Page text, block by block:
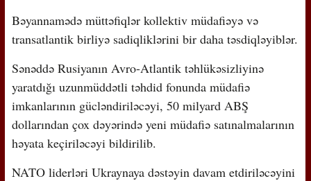
Bəyannamədə müttəfiqlər kollektiv müdafiəyə və
transatlantik birliyə sadiqliklərini bir daha təsdiqləyiblər.
Sənəddə Rusiyanın Avro-Atlantik təhlükəsizliyinə
yaratdığı uzunmüddətli təhdid fonunda müdafiə
imkanlarının gücləndiriləcəyi, 50 milyard ABŞ
dollarından çox dəyərində yeni müdafiə satınalmalarının
həyata keçiriləcəyi bildirilib.
NATO liderləri Ukraynaya dəstəyin davam etdiriləcəyini